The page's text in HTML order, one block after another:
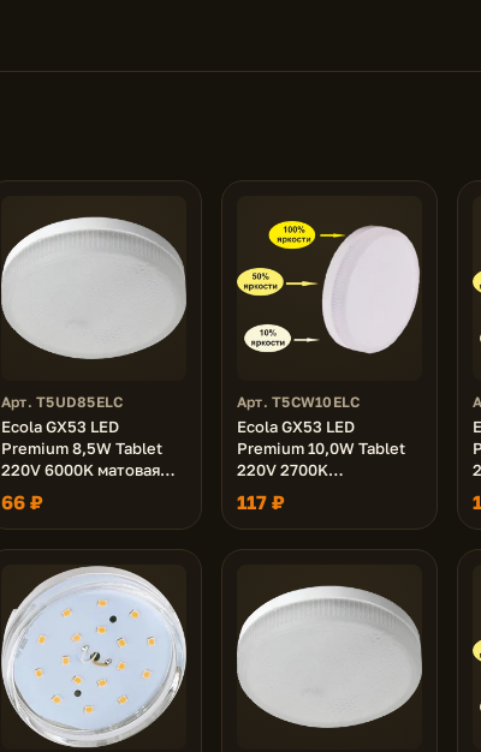
Арт. T5UD85ELC
Ecola GX53 LED
Premium 8,5W Tablet
220V 6000K матовая
27x75
66 ₽
Арт. T5CW10ELC
Ecola GX53 LED
Premium 10,0W Tablet
220V 2700K
диммирование 3-х
ступ. (100% -50% - 10% )
матовая 27x75
117 ₽